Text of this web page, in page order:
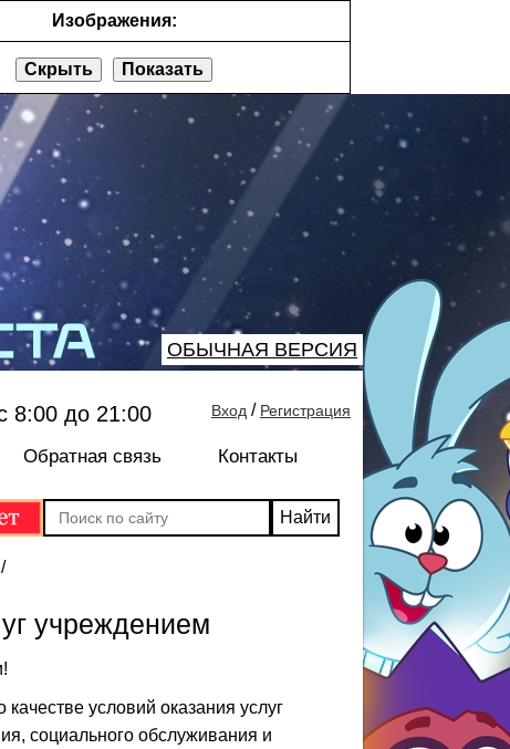
Изображения:
Скрыть Показать
ОБЫЧНАЯ ВЕРСИЯ
8:00 до 21:00 Вход / Регистрация
Обратная связь Контакты
/
учреждением
условий оказания услуг
социального обслуживания и